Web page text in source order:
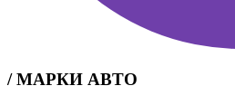
/ МАРКИ АВТО